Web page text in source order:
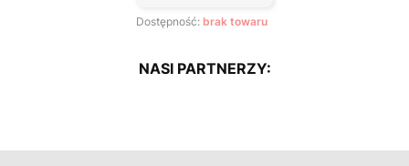
Dostępność: brak towaru
NASI PARTNERZY: